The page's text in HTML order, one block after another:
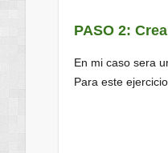
PASO 2:
En mi caso sera
Para este